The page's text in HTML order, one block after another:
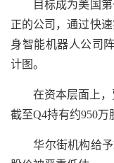
目标成为美国第
正的公司，通过快
身智能机器人公司
计图。
在资本层面上，贾
截至Q4持有约950万
华尔街机构给予